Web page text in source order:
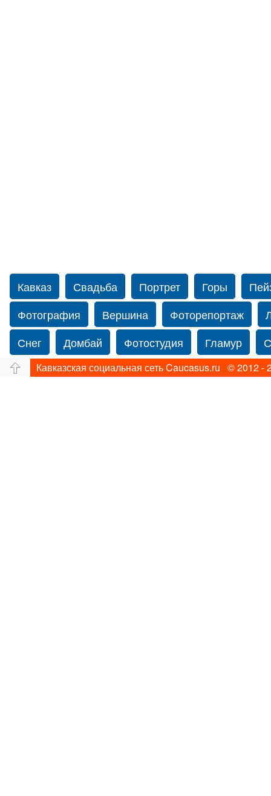
Кавказ Свадьба Портрет Горы
Фотография
Вершина Фоторепортаж
Снег
Домбай Фотостудия Гламур
Путешествие
Перевал Ущелье
Кавказская социальная сеть Caucasus.ru © 2012 -